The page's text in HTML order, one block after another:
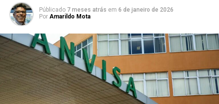
Públicado 7 meses atrás em 6 de janeiro de 2026
Por Amarildo Mota